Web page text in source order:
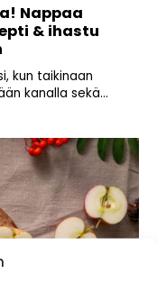
Nappaa
& ihastu
kun taikinaan
kanalla sekä...